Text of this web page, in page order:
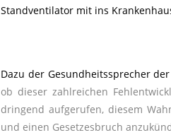
Standventilator mit ins
Dazu der Gesundheitssprecher
ob dieser zahlreichen
dringend aufgerufen, diesem
und einen Gesetzesbruch